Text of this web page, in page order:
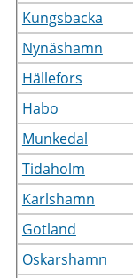
Kungsbacka
Nynäshamn
Hällefors
Habo
Munkedal
Tidaholm
Karlshamn
Gotland
Oskarshamn